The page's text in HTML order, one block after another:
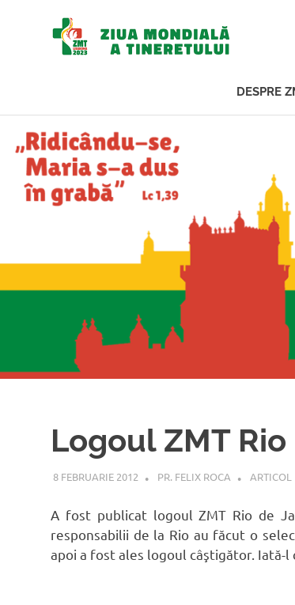
conținut
a
DESPRE
Logoul ZMT Rio
8 FEBRUARIE 2012 PR. FELIX ROCA ARTICOL
A fost publicat logoul ZMT Rio de
responsabilii de la Rio au făcut o
apoi a fost ales logoul câştigător. Iată-l